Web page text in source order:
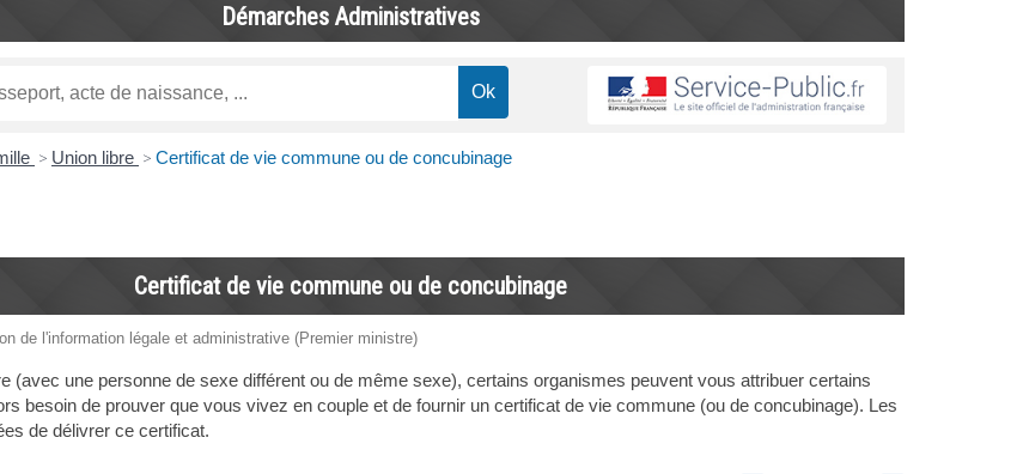
Démarches Administratives
> Union libre > Certificat de vie commune ou de concubinage
Certificat de vie commune ou de concubinage
de l'information légale et administrative (Premier ministre)
(avec une personne de sexe différent ou de même sexe), certains organismes peuvent vous attribuer certains
besoin de prouver que vous vivez en couple et de fournir un certificat de vie commune (ou de concubinage). Les
de délivrer ce certificat.